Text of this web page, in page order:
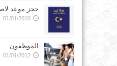
حجز موعد
01/01/2010
الموظفون
01/01/2012